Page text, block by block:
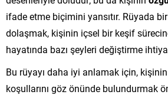
ifade etme biçimini yansıtır. Rüyada
dolaşmak, kişinin içsel bir keşif
hayatında bazı şeyleri değiştirme
Bu rüyayı daha iyi anlamak için,
koşullarını göz önünde bulundurmak